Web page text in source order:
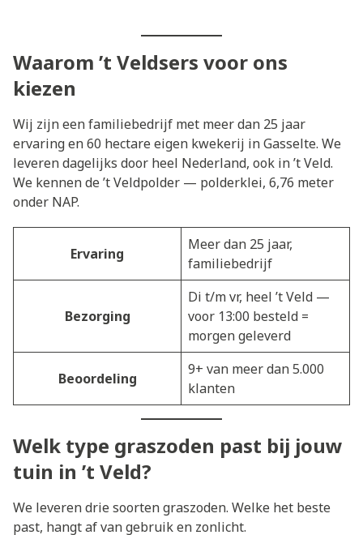
Waarom ’t Veldsers voor ons
kiezen
Wij zijn een familiebedrijf met meer dan 25 jaar
ervaring en 60 hectare eigen kwekerij in Gasselte. We
leveren dagelijks door heel Nederland, ook in ’t Veld.
We kennen de ’t Veldpolder — polderklei, 6,76 meter
onder NAP.
Ervaring
Meer dan 25 jaar,
familiebedrijf
Bezorging
Di t/m vr, heel ’t Veld —
voor 13:00 besteld =
morgen geleverd
Beoordeling
9+ van meer dan 5.000
klanten
Welk type graszoden past bij jouw
tuin in ’t Veld?
We leveren drie soorten graszoden. Welke het beste
past, hangt af van gebruik en zonlicht.